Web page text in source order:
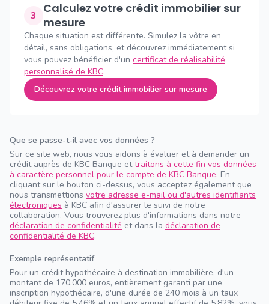
3
Calculez votre crédit immobilier sur
mesure
Chaque situation est différente. Simulez la vôtre en
détail, sans obligations, et découvrez immédiatement si
vous pouvez bénéficier d'un certificat de réalisabilité
personnalisé de KBC.
Découvrez votre crédit immobilier sur mesure
Que se passe-t-il avec vos données ?
Sur ce site web, nous vous aidons à évaluer et à demander un
crédit auprès de KBC Banque ettraitons à cette fin vos données
à caractère personnel pour le compte de KBC Banque. En
cliquant sur le bouton ci-dessus, vous acceptez également que
nous transmettions votre adresse e-mail ou d'autres identifiants
électroniques à KBC afin d'assurer le suivi de notre
collaboration. Vous trouverez plus d'informations dans notre
déclaration de confidentialité et dans la déclaration de
confidentialité de KBC.
Exemple représentatif
Pour un crédit hypothécaire à destination immobilière, d'un
montant de 170.000 euros, entièrement garanti par une
inscription hypothécaire, d'une durée de 240 mois à un taux